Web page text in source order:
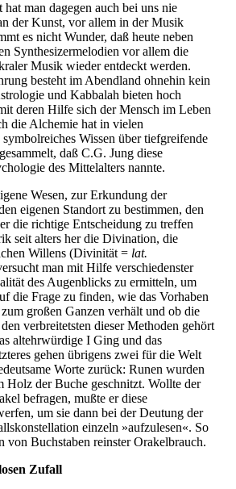
hat man dagegen auch bei uns nie
der Kunst, vor allem in der Musik
es nicht Wunder, daß heute neben
Synthesizermelodien vor allem die
Musik wieder entdeckt werden.
besteht im Abendland ohnehin kein
und Kabbalah bieten hoch
deren Hilfe sich der Mensch im Leben
die Alchemie hat in vielen
symbolreiches Wissen über tiefgreifende
daß C.G. Jung diese
des Mittelalters nannte.
Wesen, zur Erkundung der
eigenen Standort zu bestimmen, den
die richtige Entscheidung zu treffen
seit alters her die Divination, die
Willens (Divinität = lat.
man mit Hilfe verschiedenster
des Augenblicks zu ermitteln, um
die Frage zu finden, wie das Vorhaben
großen Ganzen verhält und ob die
verbreitetsten dieser Methoden gehört
altehrwürdige I Ging und das
gehen übrigens zwei für die Welt
Worte zurück: Runen wurden
Holz der Buche geschnitzt. Wollte der
befragen, mußte er diese
um sie dann bei der Deutung der
einzeln »aufzulesen«. So
von Buchstaben reinster Orakelbrauch.
Zufall